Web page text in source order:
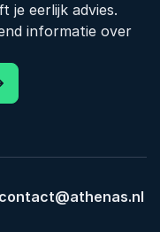
je eerlijk advies.
informatie over
contact@athenas.nl